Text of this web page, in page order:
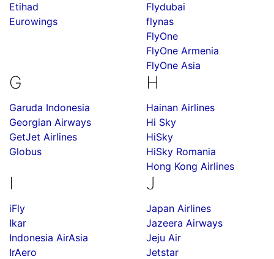
Etihad
Eurowings
Flydubai
flynas
FlyOne
FlyOne Armenia
FlyOne Asia
G
Garuda Indonesia
Georgian Airways
GetJet Airlines
Globus
H
Hainan Airlines
Hi Sky
HiSky
HiSky Romania
Hong Kong Airlines
I
iFly
Ikar
Indonesia AirAsia
IrAero
J
Japan Airlines
Jazeera Airways
Jeju Air
Jetstar